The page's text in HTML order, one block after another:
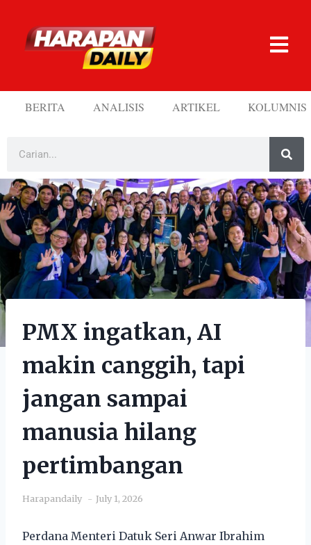
BERITA ANALISIS ARTIKEL KOLUMNIS
PMX ingatkan, AI
makin canggih, tapi
jangan sampai
manusia hilang
pertimbangan
Harapandaily July 1, 2026
Perdana Menteri Datuk Seri Anwar Ibrahim